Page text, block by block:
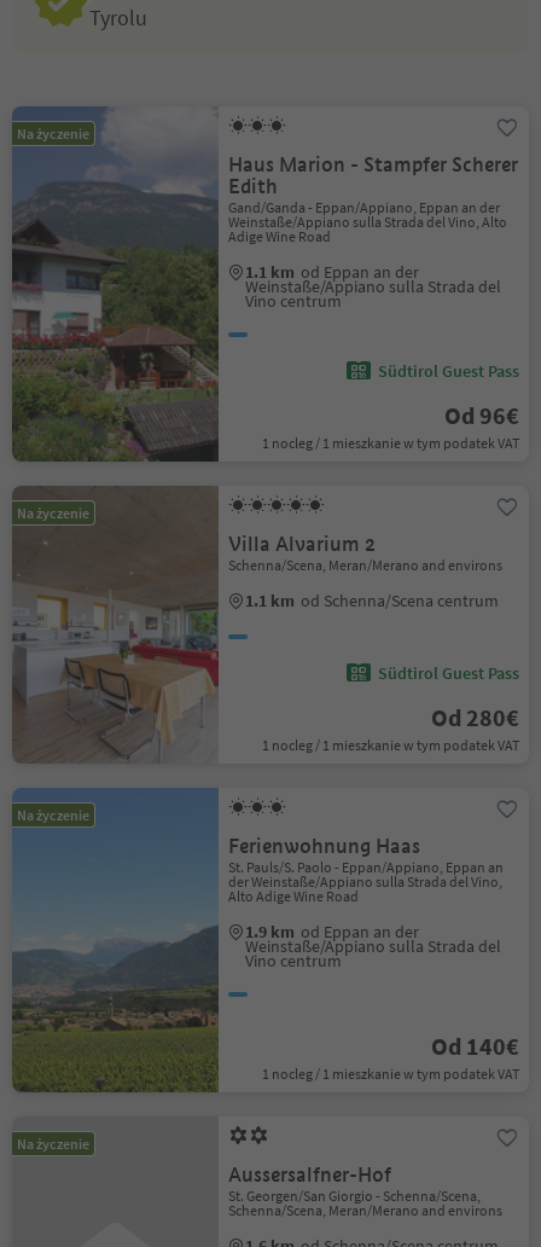
Tyrolu
Na życzenie
Haus Marion - Stampfer Scherer
Edith
Gand/Ganda - Eppan/Appiano, Eppan an der
Weinstaße/Appiano sulla Strada del Vino, Alto
Adige Wine Road
1.1 km od Eppan an der
Weinstaße/Appiano sulla Strada del
Vino centrum
Südtirol Guest Pass
Od 96€
1 nocleg / 1 mieszkanie w tym podatek VAT
Na życzenie
Villa Alvarium 2
Schenna/Scena, Meran/Merano and environs
1.1 km od Schenna/Scena centrum
Südtirol Guest Pass
Od 280€
1 nocleg / 1 mieszkanie w tym podatek VAT
Na życzenie
Ferienwohnung Haas
St. Pauls/S. Paolo - Eppan/Appiano, Eppan an
der Weinstaße/Appiano sulla Strada del Vino,
Alto Adige Wine Road
1.9 km od Eppan an der
Weinstaße/Appiano sulla Strada del
Vino centrum
Od 140€
1 nocleg / 1 mieszkanie w tym podatek VAT
Na życzenie
Aussersalfner-Hof
St. Georgen/San Giorgio - Schenna/Scena,
Schenna/Scena, Meran/Merano and environs